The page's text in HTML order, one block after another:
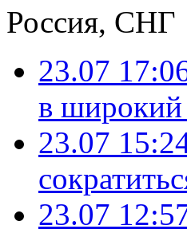
Россия, СНГ
23.07
в широкий
23.07
23.07